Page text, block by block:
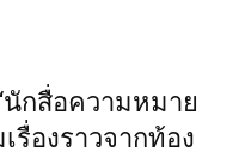
กสื่อความหมาย
รื่องราวจากท้อง